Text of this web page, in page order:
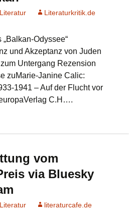
Literatur Literaturkritik.de
Odyssee“
und Akzeptanz von Juden
Untergang Rezension
zuMarie-Janine Calic:
1941 – Auf der Flucht vor
C.H….
vom
via Bluesky
Literatur literaturcafe.de